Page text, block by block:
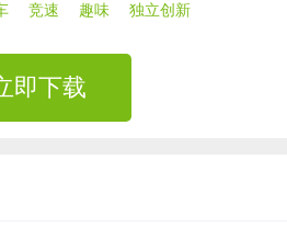
竞速 趣味 独立创新
即下载